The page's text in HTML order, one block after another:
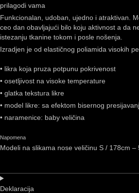
prilagodi vama
Funkcionalan, udoban, ujedno i atraktivan.
ceo dan obavljajući bilo koju aktivnost a da
istezanju tkanine tokom i posle nošenja.
Izradjen je od elastičnog poliamida visokih
• likra koja pruza potpunu pokrivenost
• osetljivost na visoke temperature
• glatka tekstura likre
• model likre: sa efektom bisernog
• naramenice: baby veličina
Napomena
Modeli na slikama nose veličinu S / 178cm –
Deklaracija